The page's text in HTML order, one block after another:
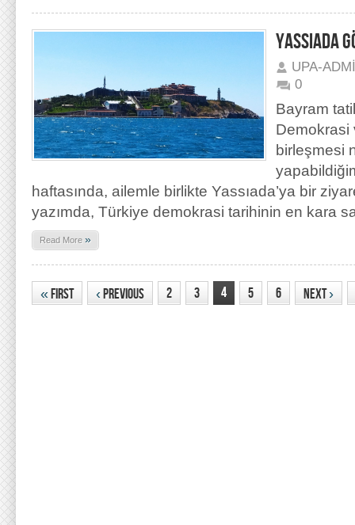
YASSIADA
UPA-
0
Bayram
Demokrasi
birleşmesi
haftasında, ailemle birlikte Yassıada’ya bir
yazımda, Türkiye demokrasi tarihinin en kara
Read More »
« First ‹ Previous 2 3 4 5 6 Next›